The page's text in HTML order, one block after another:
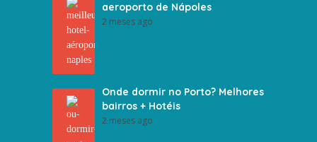
aeroporto de Nápoles
2 meses ago
Onde dormir no Porto? Melhores
bairros + Hotéis
2 meses ago